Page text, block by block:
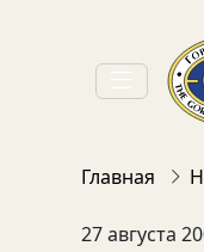
Главная
27 августа